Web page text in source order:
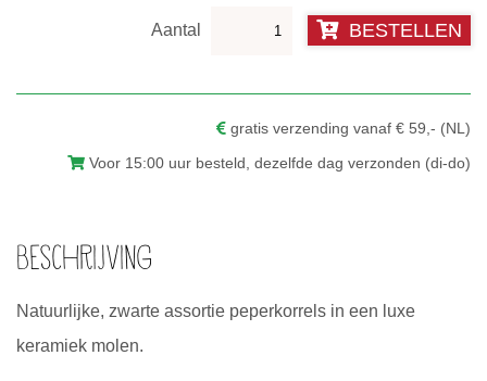
–
Assorted
peppers
BESTELLEN
gratis verzending vanaf € 59,- (NL)
Voor 15:00 uur besteld, dezelfde dag verzonden (di-do)
Beschrijving
Natuurlijke, zwarte assortie peperkorrels in een luxe
keramiek molen.